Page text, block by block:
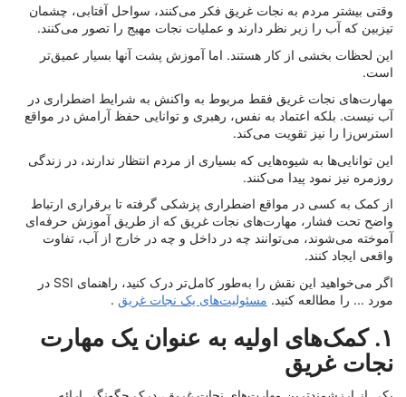
وقتی بیشتر مردم به نجات غریق فکر می‌کنند، سواحل آفتابی، چشمان
تیزبین که آب را زیر نظر دارند و عملیات نجات مهیج را تصور می‌کنند.
این لحظات بخشی از کار هستند. اما آموزش پشت آنها بسیار عمیق‌تر
است.
مهارت‌های نجات غریق فقط مربوط به واکنش به شرایط اضطراری در
آب نیست. بلکه اعتماد به نفس، رهبری و توانایی حفظ آرامش در مواقع
استرس‌زا را نیز تقویت می‌کند.
این توانایی‌ها به شیوه‌هایی که بسیاری از مردم انتظار ندارند، در زندگی
روزمره نیز نمود پیدا می‌کنند.
از کمک به کسی در مواقع اضطراری پزشکی گرفته تا برقراری ارتباط
واضح تحت فشار، مهارت‌های نجات غریق که از طریق آموزش حرفه‌ای
آموخته می‌شوند، می‌توانند چه در داخل و چه در خارج از آب، تفاوت
واقعی ایجاد کنند.
اگر می‌خواهید این نقش را به‌طور کامل‌تر درک کنید، راهنمای SSI در
مورد ... را مطالعه کنید. مسئولیت‌های یک نجات غریق .
۱. کمک‌های اولیه به عنوان یک مهارت
نجات غریق